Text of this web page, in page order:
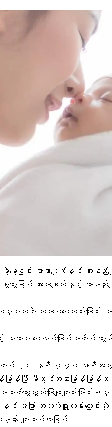
ခွဲမွေးခြင်း အားသာချက်နှင့် အားနည်
ခွဲမွေးခြင်း အားသာချက်နှင့် အားနည်
မယူဘဲ သဘာဝမွေးလမ်းကြောင်း
သဘာဝ မွေးလမ်းကြောင်းအတို
ေးရုံတွင် ၂၄ နာရီ မှ ၄၈ နာရီအတွ
န်မြန်ပြီး မီးတွင်းအနာမြန်မြန်သ
ေးလွှတ်ကြောများကျဉ်းမြောင်းရာ
င့် အခြား အသက်ရှူလမ်းကြောင်းဆို
န်း ကျဆင်းလာခြင်း